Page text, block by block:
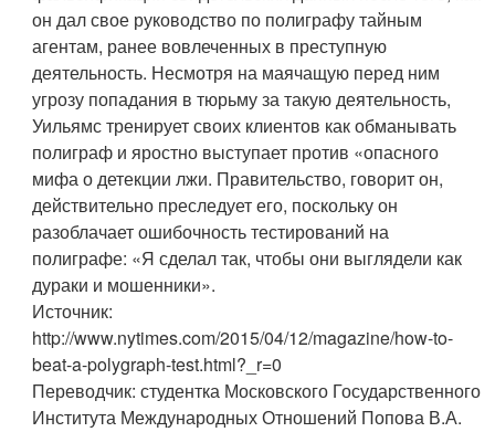
он дал свое руководство по полиграфу тайным
агентам, ранее вовлеченных в преступную
деятельность. Несмотря на маячащую перед ним
угрозу попадания в тюрьму за такую деятельность,
Уильямс тренирует своих клиентов как обманывать
полиграф и яростно выступает против «опасного
мифа о детекции лжи. Правительство, говорит он,
действительно преследует его, поскольку он
разоблачает ошибочность тестирований на
полиграфе: «Я сделал так, чтобы они выглядели как
дураки и мошенники».
Источник:
http://www.nytimes.com/2015/04/12/magazine/how-to-
beat-a-polygraph-test.html?_r=0
Переводчик: студентка Московского Государственного
Института Международных Отношений Попова В.А.